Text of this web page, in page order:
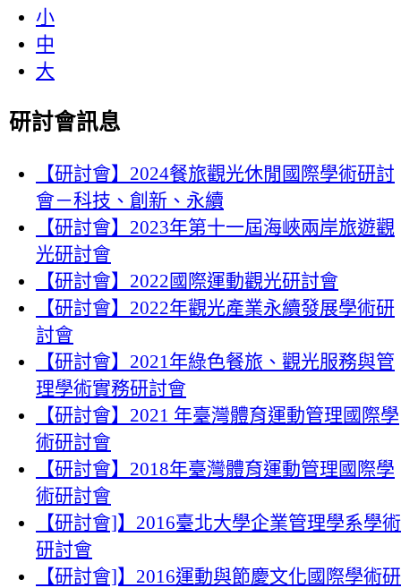
小
中
大
研討會訊息
【研討會】2024餐旅觀光休閒國際學術研討
會－科技、創新、永續
【研討會】2023年第十一屆海峽兩岸旅遊觀
光研討會
【研討會】2022國際運動觀光研討會
【研討會】2022年觀光產業永續發展學術研
討會
【研討會】2021年綠色餐旅、觀光服務與管
理學術實務研討會
【研討會】2021 年臺灣體育運動管理國際學
術研討會
【研討會】2018年臺灣體育運動管理國際學
術研討會
【研討會]】2016臺北大學企業管理學系學術
研討會
【研討會]】2016運動與節慶文化國際學術研